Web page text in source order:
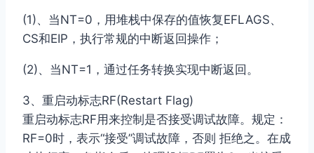
(1)、当NT=0，用堆栈中保存的值恢复EFLAGS、
CS和EIP，执行常规的中断返回操作；
(2)、当NT=1，通过任务转换实现中断返回。
3、重启动标志RF(Restart Flag)
重启动标志RF用来控制是否接受调试故障。规定：
RF=0时，表示“接受”调试故障，否则 拒绝之。在成